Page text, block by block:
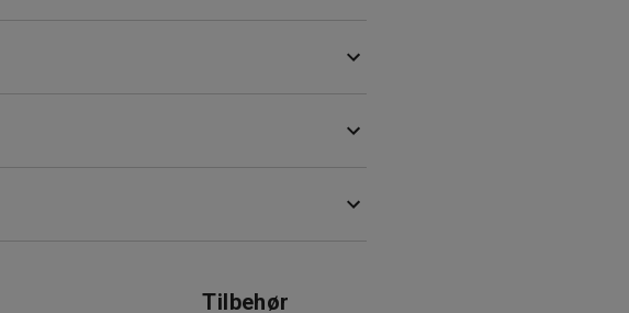
Tilbehør